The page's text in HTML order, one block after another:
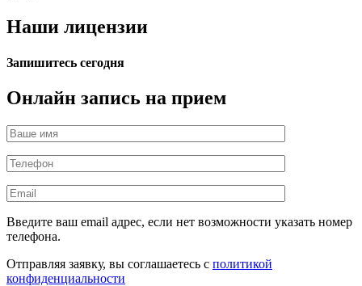
Наши лицензии
Запишитесь сегодня
Онлайн запись на прием
Введите ваш email адрес, если нет возможности указать номер
телефона.
Отправляя заявку, вы соглашаетесь с политикой
конфиденциальности